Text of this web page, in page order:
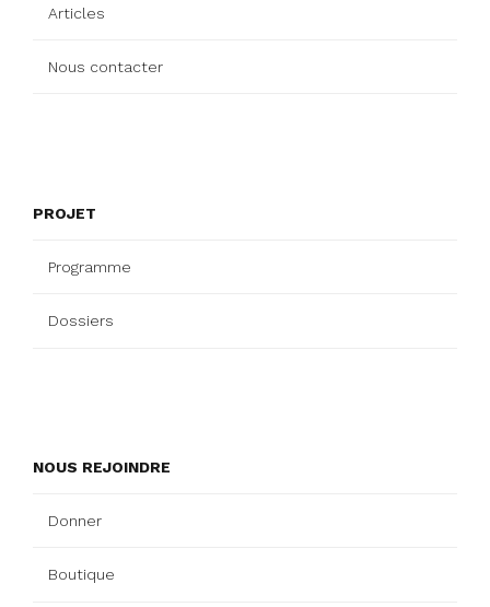
Articles
Nous contacter
PROJET
Programme
Dossiers
NOUS REJOINDRE
Donner
Boutique